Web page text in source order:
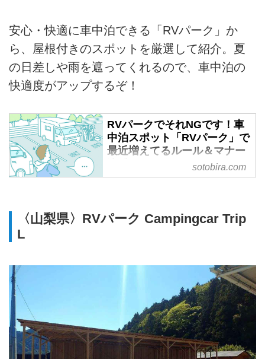
安心・快適に車中泊できる「RVパーク」か
ら、屋根付きのスポットを厳選して紹介。夏
の日差しや雨を遮ってくれるので、車中泊の
快適度がアップするぞ！
RVパークでそれNGです！車
中泊スポット「RVパーク」で
最近増えてるルール＆マナー
違反 5つのケース -
SOTOBIRA
NG行為を紹介。RVパークの解説
sotobira.com
〈山梨県〉RVパーク Campingcar Trip
L